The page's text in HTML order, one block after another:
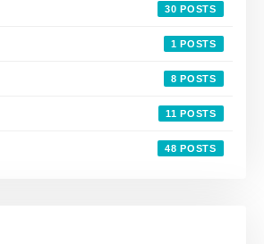
30
1
8
11
48